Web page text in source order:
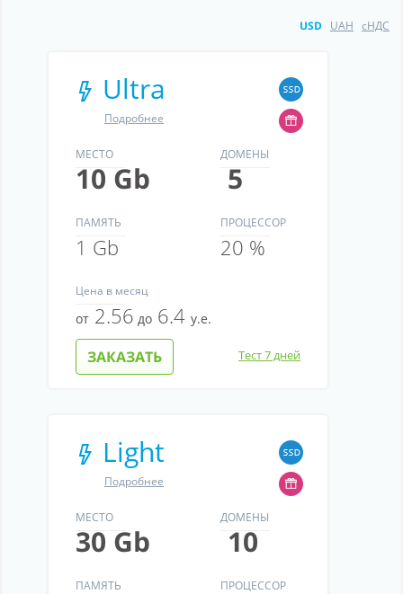
Партнерство
Поддержка
О компании
USD UAH сНДС
Подробнее
Ultra
МЕСТО
10 Gb
ДОМЕНЫ
5
ПАМЯТЬ
1 Gb
ПРОЦЕССОР
20 %
Цена в месяц
от 2.56 до 6.4 у.е.
ЗАКАЗАТЬ Тест 7 дней
Подробнее
Light
МЕСТО
30 Gb
ДОМЕНЫ
10
ПАМЯТЬ ПРОЦЕССОР